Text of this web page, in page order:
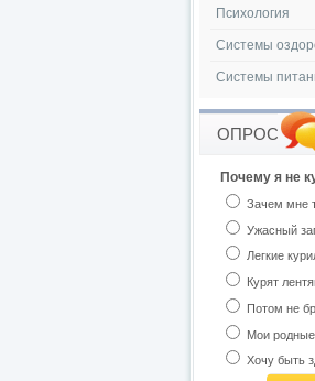
Психология
Системы
Системы
ОПРОС
Почему я не
Зачем мне
Ужасный
Легкие
Курят
Потом не
Мои родные
Хочу быть